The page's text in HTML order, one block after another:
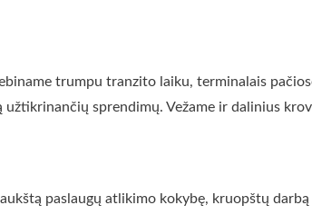
trumpu tranzito laiku, terminalais
sprendimų. Vežame ir dalinius
paslaugų atlikimo kokybę, kruopštų